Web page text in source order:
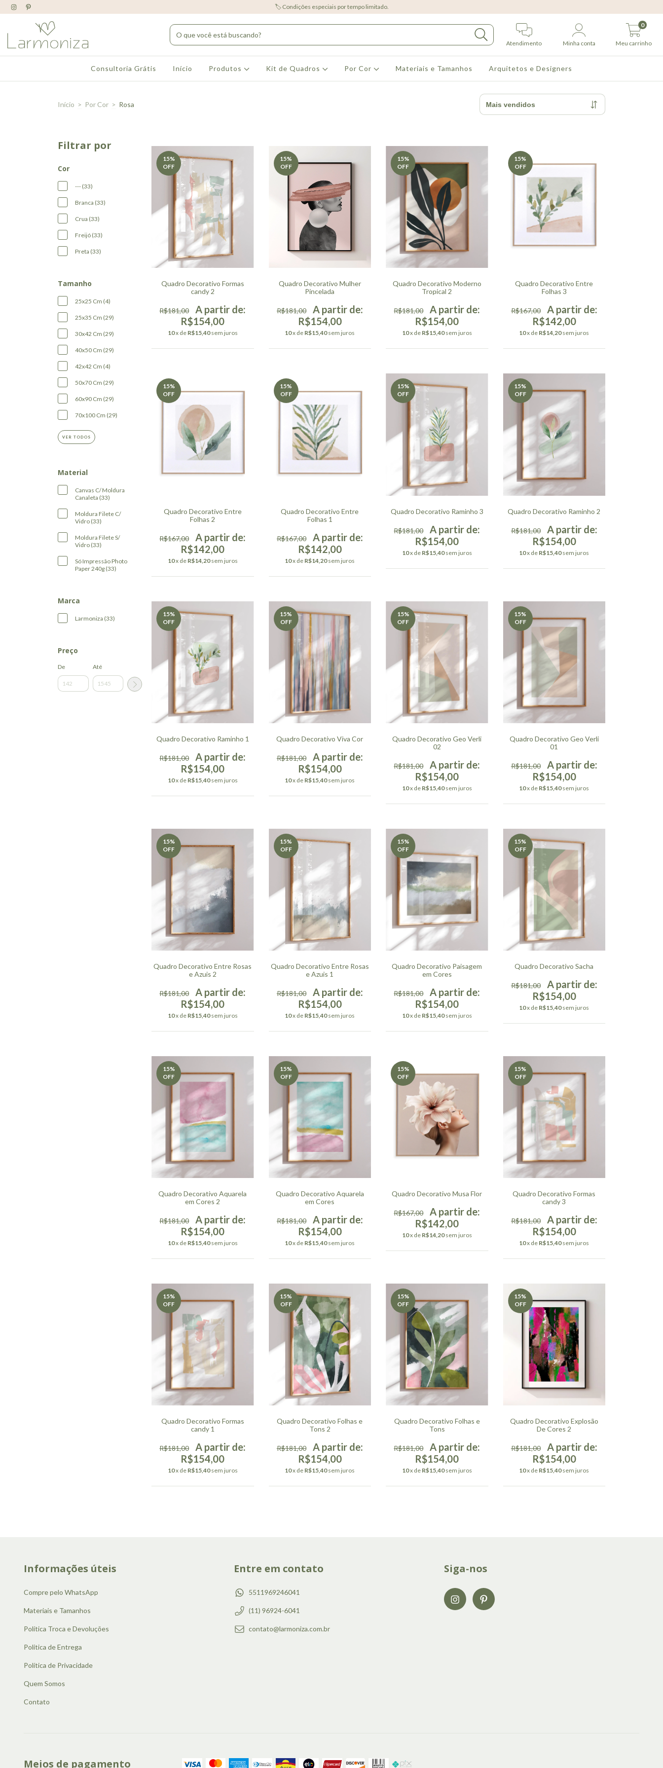
🏷️ Condições especiais por tempo limitado.
Atendimento Minha conta Meu carrinho
0
Consultoria Grátis Início Produtos Kit de Quadros Por Cor Materiais e Tamanhos Arquitetos e Designers
Início > Por Cor > Rosa
Filtrar por
Cor
--- (33)
Branca (33)
Crua (33)
Freijó (33)
Preta (33)
Tamanho
25x25 Cm (4)
25x35 Cm (29)
30x42 Cm (29)
40x50 Cm (29)
42x42 Cm (4)
50x70 Cm (29)
60x90 Cm (29)
70x100 Cm (29)
VER TODOS
Material
Canvas C/ Moldura
Canaleta (33)
Moldura Filete C/
Vidro (33)
Moldura Filete S/
Vidro (33)
Só Impressão Photo
Paper 240g (33)
Marca
Larmoniza (33)
Preço
De Até
15%
OFF
Quadro Decorativo Formas
candy 2
R$181,00
R$154,00
10x de R$15,40 sem juros
15%
OFF
Quadro Decorativo Mulher
Pincelada
R$181,00
R$154,00
10x de R$15,40sem juros
15%
OFF
Quadro Decorativo Moderno
Tropical 2
R$181,00
R$154,00
10x de R$15,40 sem juros
15%
OFF
Quadro Decorativo Entre
Folhas 3
R$167,00
R$142,00
10x de R$14,20sem juros
15%
OFF
Quadro Decorativo Entre
Folhas 2
R$167,00
R$142,00
10x de R$14,20 sem juros
15%
OFF
Quadro Decorativo Entre
Folhas 1
R$167,00
R$142,00
10x de R$14,20sem juros
15%
OFF
Quadro Decorativo Raminho 3
R$181,00
R$154,00
10x de R$15,40 sem juros
15%
OFF
Quadro Decorativo Raminho 2
R$181,00
R$154,00
10x de R$15,40sem juros
15%
OFF
Quadro Decorativo Raminho 1
R$181,00
R$154,00
10x de R$15,40 sem juros
15%
OFF
Quadro Decorativo Viva Cor
R$181,00
R$154,00
10x de R$15,40sem juros
15%
OFF
Quadro Decorativo Geo Verli
02
R$181,00
R$154,00
10x de R$15,40 sem juros
15%
OFF
Quadro Decorativo Geo Verli
01
R$181,00
R$154,00
10x de R$15,40sem juros
15%
OFF
Quadro Decorativo Entre Rosas
e Azuis 2
R$181,00
R$154,00
10x de R$15,40 sem juros
15%
OFF
Quadro Decorativo Entre Rosas
e Azuis 1
R$181,00
R$154,00
10x de R$15,40sem juros
15%
OFF
Quadro Decorativo Paisagem
em Cores
R$181,00
R$154,00
10x de R$15,40 sem juros
15%
OFF
Quadro Decorativo Sacha
R$181,00
R$154,00
10x de R$15,40sem juros
15%
OFF
Quadro Decorativo Aquarela
em Cores 2
R$181,00
R$154,00
10x de R$15,40 sem juros
15%
OFF
Quadro Decorativo Aquarela
em Cores
R$181,00
R$154,00
10x de R$15,40sem juros
15%
OFF
Quadro Decorativo Musa Flor
R$167,00
R$142,00
10x de R$14,20 sem juros
15%
OFF
Quadro Decorativo Formas
candy 3
R$181,00
R$154,00
10x de R$15,40sem juros
15%
OFF
Quadro Decorativo Formas
candy 1
R$181,00
R$154,00
10x de R$15,40 sem juros
15%
OFF
Quadro Decorativo Folhas e
Tons 2
R$181,00
R$154,00
10x de R$15,40sem juros
15%
OFF
Quadro Decorativo Folhas e
Tons
R$181,00
R$154,00
10x de R$15,40 sem juros
15%
OFF
Quadro Decorativo Explosão
De Cores 2
R$181,00
R$154,00
10x de R$15,40sem juros
Informações úteis
Compre pelo WhatsApp
Materiais e Tamanhos
Política Troca e Devoluções
Politica de Entrega
Política de Privacidade
Quem Somos
Contato
Entre em contato
5511969246041
(11) 96924-6041
contato@larmoniza.com.br
Siga-nos
Meios de pagamento